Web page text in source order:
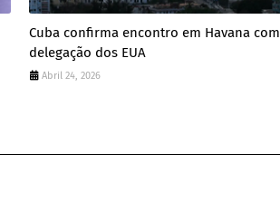
Cuba confirma encontro em Havana com
delegação dos EUA
Abril 24, 2026